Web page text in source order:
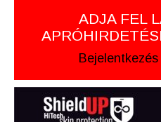
ADJA FEL
Bejelentkezés